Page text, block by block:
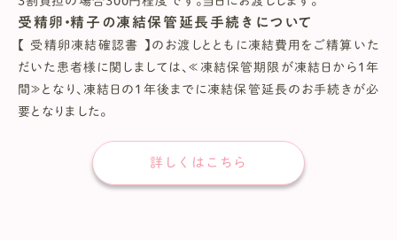
受精卵・精子の凍結保管延長手続きについて
【 受精卵凍結確認書 】のお渡しとともに凍結費用をご精算いた
だいた患者様に関しましては、≪凍結保管期限が凍結日から1年
間≫となり、凍結日の1年後までに凍結保管延長のお手続きが必
要となりました。
詳しくはこちら